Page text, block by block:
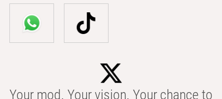
Your mod. Your vision. Your chance to